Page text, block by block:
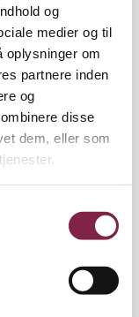
og
medier og til
oplysninger om
partnere inden
og
disse
dem, eller som
ændret og
Pedersen,
og der
kickstart vil
nogen om,
Selv